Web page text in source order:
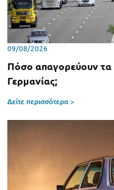
09/08/2026
Πόσο απαγορεύουν
Γερμανίας;
Δείτε περισσότερα >